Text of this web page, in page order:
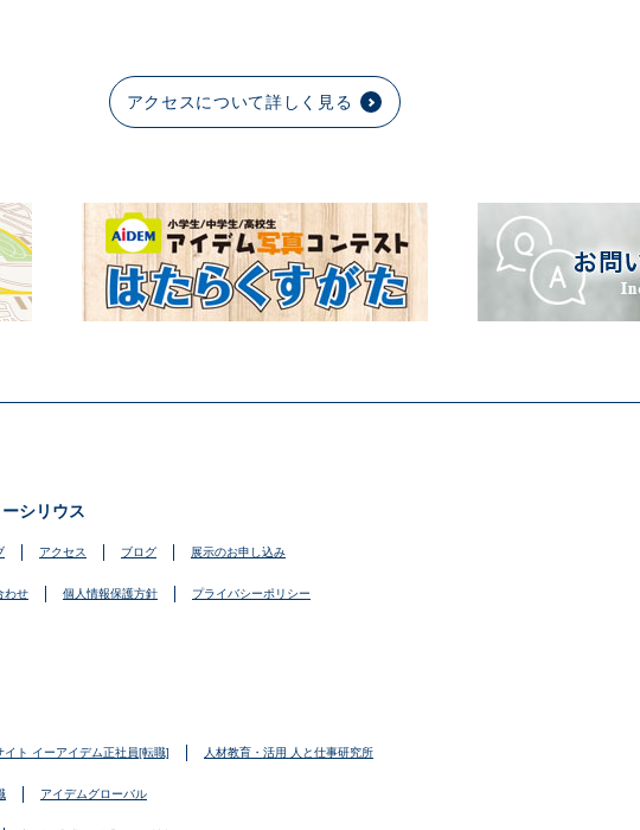
アクセスについて詳しく見る
シリウス
アクセス ブログ 展示のお申し込み
わせ 個人情報保護方針 プライバシーポリシー
イト イーアイデム正社員[転職] 人材教育・活用 人と仕事研究所
アイデムグローバル